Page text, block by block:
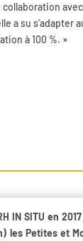
collaboration
a su s’adapter
à 100 %. »
IN SITU en
les Petites et